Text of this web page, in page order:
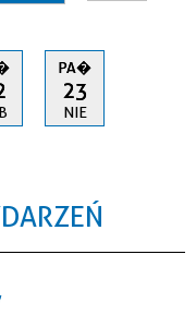
PA�
23
NIE